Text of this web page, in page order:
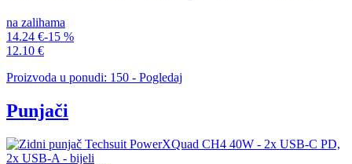
na zalihama
14.24 €-15 %
12.10 €
Proizvoda u ponudi: 150 - Pogledaj
Punjači